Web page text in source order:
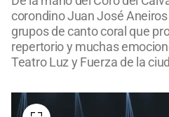
corondino Juan José
grupos de canto coral que
repertorio y muchas
Teatro Luz y Fuerza de la